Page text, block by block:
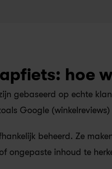
hoe
gebaseerd op echte
Google (winkelreviews)
beheerd. Ze
ongepaste inhoud te